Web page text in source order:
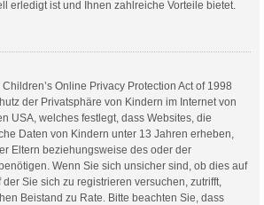
erledigt ist und Ihnen zahlreiche Vorteile bietet.
Online Privacy Protection Act of 1998
der Privatsphäre von Kindern im Internet von
USA, welches festlegt, dass Websites, die
Daten von Kindern unter 13 Jahren erheben,
Eltern beziehungsweise des oder der
Wenn Sie sich unsicher sind, ob dies auf
Sie sich zu registrieren versuchen, zutrifft,
Beistand zu Rate. Bitte beachten Sie, dass